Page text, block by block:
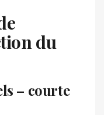
du
– courte